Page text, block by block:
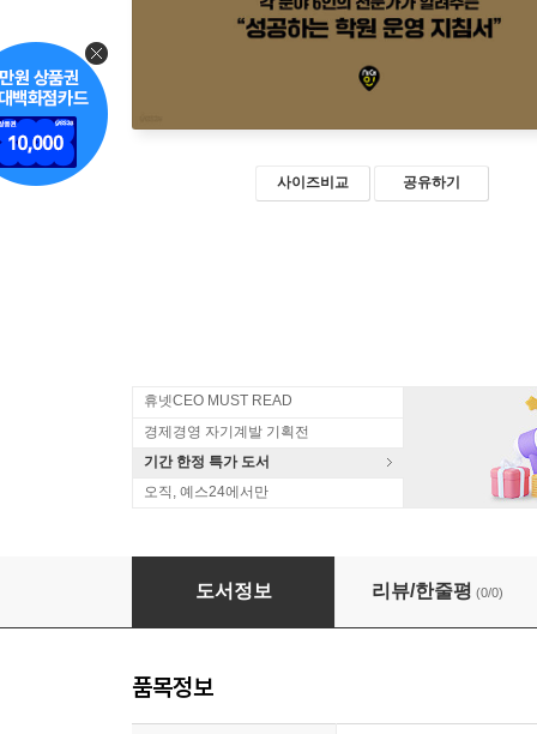
사이즈비교 공유하기
휴넷CEO MUST READ
경제경영 자기계발 기획전
기간 한정 특가 도서
오직, 예스24에서만
절대 실패하지 않는 작은 학원 운영 백서 (큰글
도서정보 리뷰/한줄평 (0/0)
품목정보